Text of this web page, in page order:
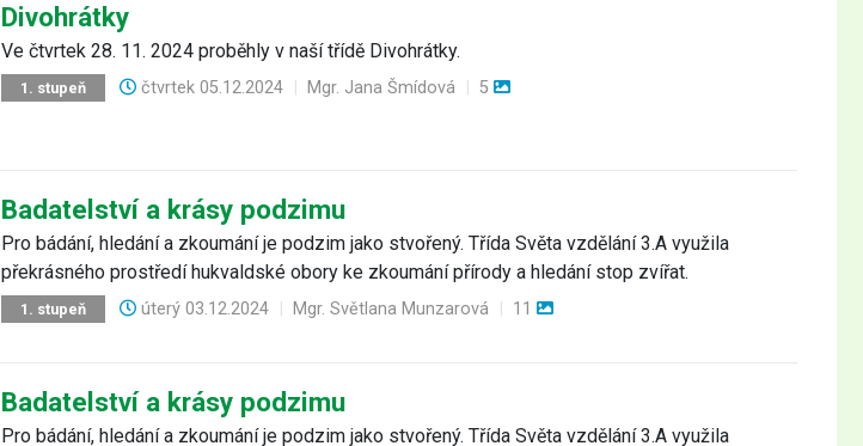
Divohrátky
Ve čtvrtek 28. 11. 2024 proběhly v naší třídě Divohrátky.
1. stupeň čtvrtek 05.12.2024 Mgr. Jana Šmídová 5
Badatelství a krásy podzimu
Pro bádání, hledání a zkoumání je podzim jako stvořený. Třída Světa vzdělání 3.A využila
překrásného prostředí hukvaldské obory ke zkoumání přírody a hledání stop zvířat.
1. stupeň úterý 03.12.2024 Mgr. Světlana Munzarová 11
Badatelství a krásy podzimu
Pro bádání, hledání a zkoumání je podzim jako stvořený. Třída Světa vzdělání 3.A využila